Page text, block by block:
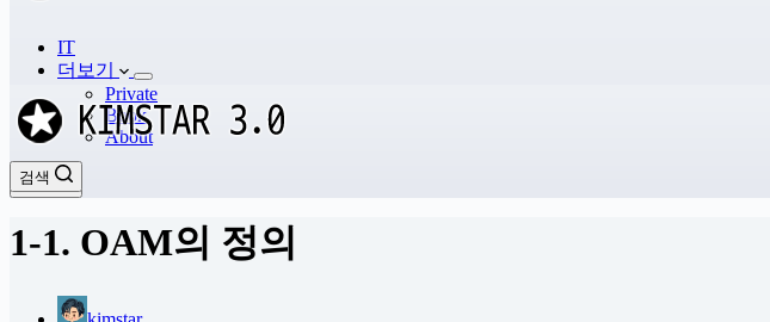
IT
더보기
Private
Book
About
검색
검색
1-1. OAM의 정의